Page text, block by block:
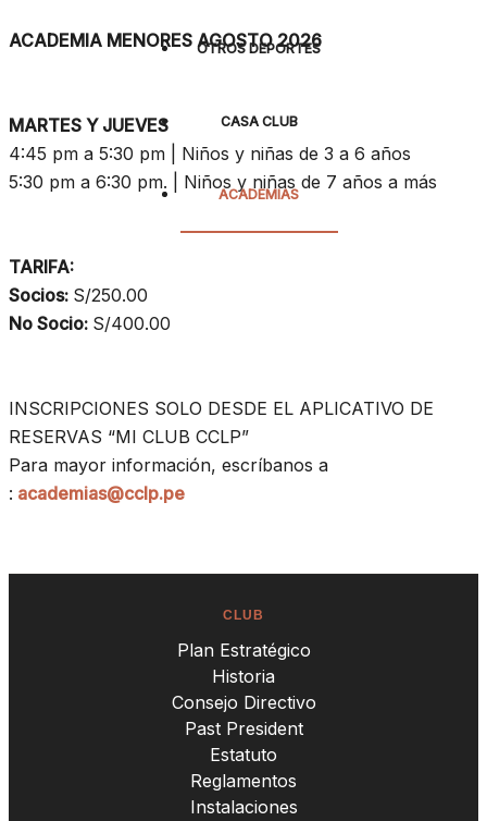
OTROS DEPORTES
CASA CLUB
ACADEMIAS
ACADEMIA MENORES AGOSTO 2026
MARTES Y JUEVES
4:45 pm a 5:30 pm | Niños y niñas de 3 a 6 años
5:30 pm a 6:30 pm. | Niños y niñas de 7 años a más
TARIFA:
Socios: S/250.00
No Socio: S/400.00
INSCRIPCIONES SOLO DESDE EL APLICATIVO DE
RESERVAS “MI CLUB CCLP”
Para mayor información, escríbanos a
: academias@cclp.pe
CLUB
Plan Estratégico
Historia
Consejo Directivo
Past President
Estatuto
Reglamentos
Instalaciones